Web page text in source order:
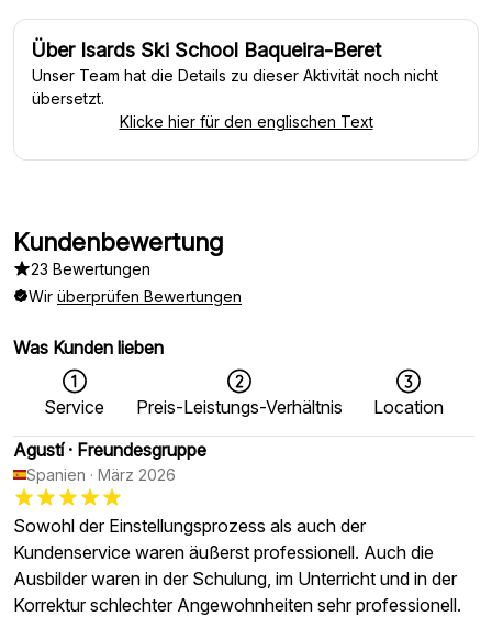
Über Isards Ski School Baqueira-Beret
Unser Team hat die Details zu dieser Aktivität noch nicht
übersetzt.
Klicke hier für den englischen Text
Kundenbewertung
23 Bewertungen
Wir überprüfen Bewertungen
Was Kunden lieben
Service Preis-Leistungs-Verhältnis
Location
Agustí · Freundesgruppe
Spanien · März 2026
Sowohl der Einstellungsprozess als auch der
Kundenservice waren äußerst professionell. Auch die
Ausbilder waren in der Schulung, im Unterricht und in der
Korrektur schlechter Angewohnheiten sehr professionell.